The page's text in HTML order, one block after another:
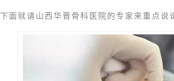
下面就请山西华晋骨科医院的专家来重点说